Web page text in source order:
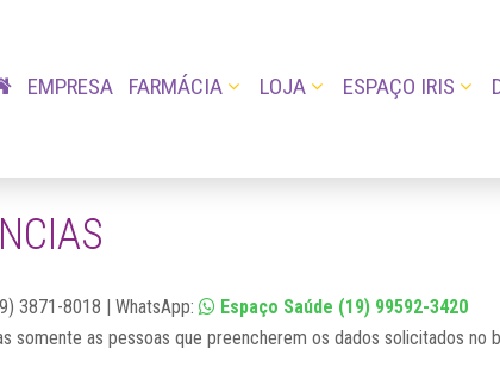
EMPRESA FARMÁCIA LOJA ESPAÇO IRIS
3871-8018 | WhatsApp:
Espaço Saúde (19) 99592-3420
somente as pessoas que preencherem os dados solicitados no